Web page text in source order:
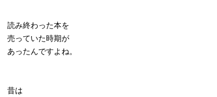
読み終わった本を
売っていた時期が
あったんですよね。
昔は